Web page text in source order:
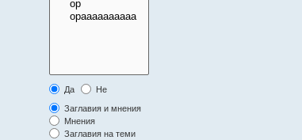
Да
Не
Заглавия и мнения
Мнения
Заглавия на теми